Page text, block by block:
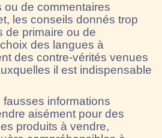
ou de commentaires
les conseils donnés trop
de primaire ou de
des langues à
des contre-vérités venues
il est indispensable
informations
aisément pour des
produits à vendre,